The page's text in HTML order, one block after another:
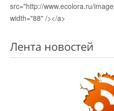
src="http://www.ecolora.ru/
width="88" /></a>
Лента новостей